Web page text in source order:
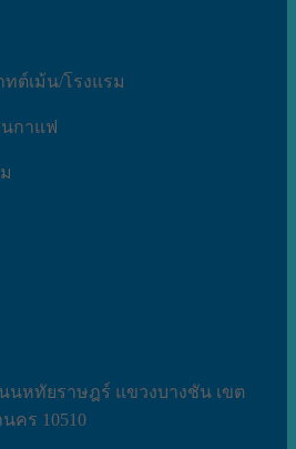
ต์เม้น/โรงแรม
กาแฟ
นหทัยราษฎร์ แขวงบางชัน เขต
คร 10510